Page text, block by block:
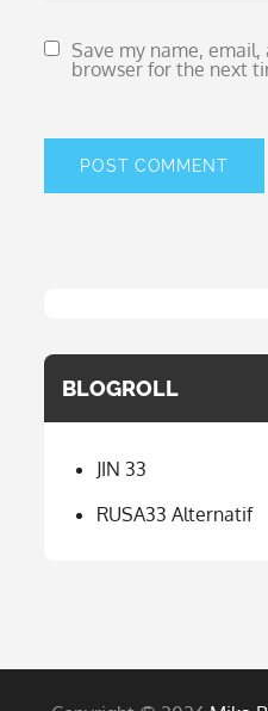
Save my name,
browser for the next
BLOGROLL
JIN 33
RUSA33 Alternatif